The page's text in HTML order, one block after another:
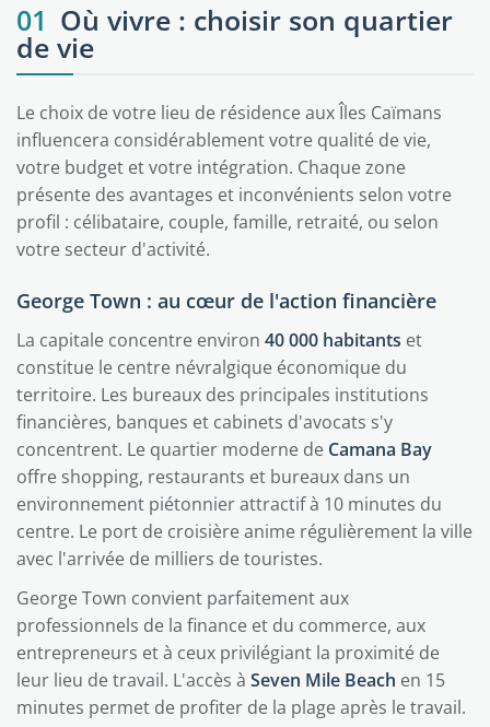
01 Où vivre : choisir son quartier
de vie
Le choix de votre lieu de résidence aux Îles Caïmans
influencera considérablement votre qualité de vie,
votre budget et votre intégration. Chaque zone
présente des avantages et inconvénients selon votre
profil : célibataire, couple, famille, retraité, ou selon
votre secteur d'activité.
George Town : au cœur de l'action financière
La capitale concentre environ 40 000 habitants et
constitue le centre névralgique économique du
territoire. Les bureaux des principales institutions
financières, banques et cabinets d'avocats s'y
concentrent. Le quartier moderne de Camana Bay
offre shopping, restaurants et bureaux dans un
environnement piétonnier attractif à 10 minutes du
centre. Le port de croisière anime régulièrement la ville
avec l'arrivée de milliers de touristes.
George Town convient parfaitement aux
professionnels de la finance et du commerce, aux
entrepreneurs et à ceux privilégiant la proximité de
leur lieu de travail. L'accès à Seven Mile Beach en 15
minutes permet de profiter de la plage après le travail.